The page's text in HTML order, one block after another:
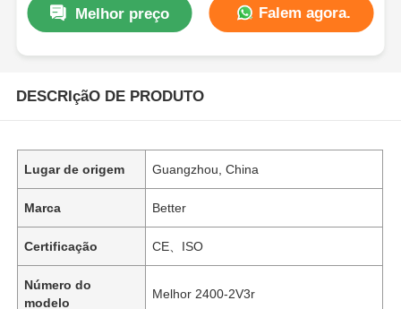
Melhor preço Falem agora.
DESCRIçãO DE PRODUTO
Lugar de origem Guangzhou, China
Marca Better
Certificação CE、ISO
Número do
modelo
Melhor 2400-2V3r